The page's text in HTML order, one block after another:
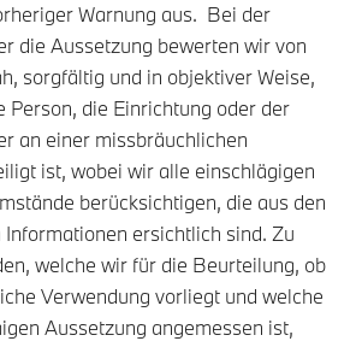
Warnung aus. Bei der
die Aussetzung bewerten wir von
sorgfältig und in objektiver Weise,
Person, die Einrichtung oder der
an einer missbräuchlichen
ist, wobei wir alle einschlägigen
berücksichtigen, die aus den
ersichtlich sind. Zu
welche wir für die Beurteilung, ob
Verwendung vorliegt und welche
Aussetzung angemessen ist,